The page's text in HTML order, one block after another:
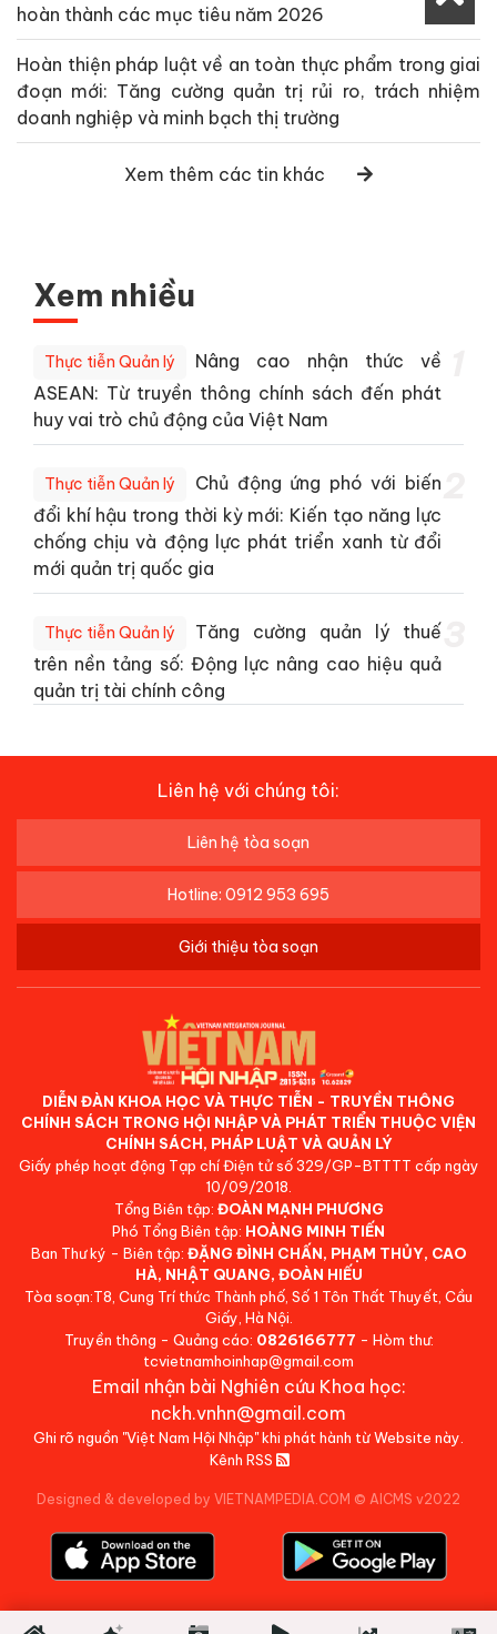
hoàn thành các mục tiêu năm 2026
Hoàn thiện pháp luật về an toàn thực phẩm trong giai
đoạn mới: Tăng cường quản trị rủi ro, trách nhiệm
doanh nghiệp và minh bạch thị trường
Xem thêm các tin khác
Xem nhiều
Thực tiễn Quản lý
Nâng cao nhận thức về
ASEAN: Từ truyền thông chính sách đến phát
huy vai trò chủ động của Việt Nam
Thực tiễn Quản lý
Chủ động ứng phó với biến
đổi khí hậu trong thời kỳ mới: Kiến tạo năng lực
chống chịu và động lực phát triển xanh từ đổi
mới quản trị quốc gia
Thực tiễn Quản lý
Tăng cường quản lý thuế
trên nền tảng số: Động lực nâng cao hiệu quả
quản trị tài chính công
Liên hệ với chúng tôi:
Liên hệ tòa soạn
Hotline: 0912 953 695
Giới thiệu tòa soạn
DIỄN ĐÀN KHOA HỌC VÀ THỰC TIỄN - TRUYỀN THÔNG
CHÍNH SÁCH TRONG HỘI NHẬP VÀ PHÁT TRIỂN THUỘC VIỆN
CHÍNH SÁCH, PHÁP LUẬT VÀ QUẢN LÝ
Giấy phép hoạt động Tạp chí Điện tử số 329/GP-BTTTT cấp ngày
10/09/2018.
Tổng Biên tập: ĐOÀN MẠNH PHƯƠNG
Phó Tổng Biên tập: HOÀNG MINH TIẾN
Ban Thư ký - Biên tập: ĐẶNG ĐÌNH CHẤN, PHẠM THỦY, CAO
HÀ, NHẬT QUANG, ĐOÀN HIẾU
Tòa soạn:T8, Cung Trí thức Thành phố, Số 1 Tôn Thất Thuyết, Cầu
Giấy, Hà Nội.
Truyền thông - Quảng cáo: 0826166777 - Hòm thư:
tcvietnamhoinhap@gmail.com
Email nhận bài Nghiên cứu Khoa học:
nckh.vnhn@gmail.com
Ghi rõ nguồn "Việt Nam Hội Nhập" khi phát hành từ Website này.
Kênh RSS
Designed & developed by VIETNAMPEDIA.COM © AICMS v2022